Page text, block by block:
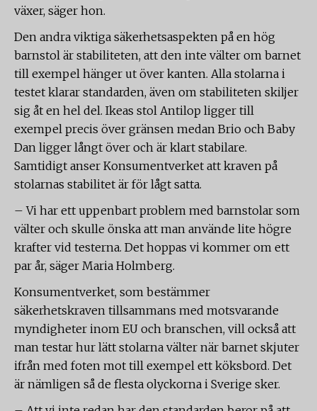
växer, säger hon.
Den andra viktiga säkerhetsaspekten på en hög
barnstol är stabiliteten, att den inte välter om barnet
till exempel hänger ut över kanten. Alla stolarna i
testet klarar standarden, även om stabiliteten skiljer
sig åt en hel del. Ikeas stol Antilop ligger till
exempel precis över gränsen medan Brio och Baby
Dan ligger långt över och är klart stabilare.
Samtidigt anser Konsumentverket att kraven på
stolarnas stabilitet är för lågt satta.
– Vi har ett uppenbart problem med barnstolar som
välter och skulle önska att man använde lite högre
krafter vid testerna. Det hoppas vi kommer om ett
par år, säger Maria Holmberg.
Konsumentverket, som bestämmer
säkerhetskraven tillsammans med motsvarande
myndigheter inom EU och branschen, vill också att
man testar hur lätt stolarna välter när barnet skjuter
ifrån med foten mot till exempel ett köksbord. Det
är nämligen så de flesta olyckorna i Sverige sker.